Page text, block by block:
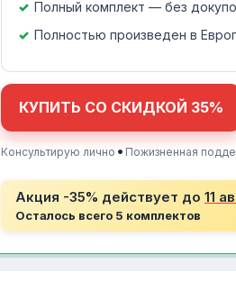
Полный комплект — без
Полностью произведен в
КУПИТЬ СО СКИДКОЙ 35%
Консультирую лично • Пожизненная
Акция -35% действует до 11
Осталось всего 5 комплектов